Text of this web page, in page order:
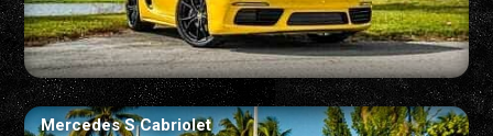
Mercedes S Cabriolet